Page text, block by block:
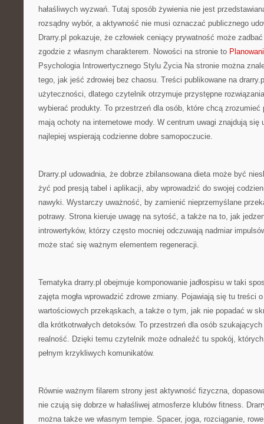
hałaśliwych wyzwań. Tutaj sposób żywienia nie jest
rozsądny wybór, a aktywność nie musi oznaczać publicznego
Drarry.pl pokazuje, że człowiek ceniący prywatność może
zgodzie z własnym charakterem. Nowości na stronie to
Psychologia Introwertycznego Stylu Życia Na stronie można
tego, jak jeść zdrowiej bez chaosu. Treści publikowane na
użyteczności, dlatego czytelnik otrzymuje przystępne
wybierać produkty. To przestrzeń dla osób, które chcą
mają ochoty na internetowe mody. W centrum uwagi znajdują się
najlepiej wspierają codzienne dobre samopoczucie.
Drarry.pl udowadnia, że dobrze zbilansowana dieta może być
żyć pod presją tabel i aplikacji, aby wprowadzić do swojej
nawyki. Wystarczy uważność, by zamienić nieprzemyślane
potrawy. Strona kieruje uwagę na sytość, a także na to, jak
introwertyków, którzy często mocniej odczuwają nadmiar
może stać się ważnym elementem regeneracji.
Tematyka drarry.pl obejmuje komponowanie jadłospisu w taki
zajęta mogła wprowadzić zdrowe zmiany. Pojawiają się tu treści
wartościowych przekąskach, a także o tym, jak nie popadać w
dla krótkotrwałych detoksów. To przestrzeń dla osób
realność. Dzięki temu czytelnik może odnaleźć tu spokój,
pełnym krzykliwych komunikatów.
Równie ważnym filarem strony jest aktywność fizyczna,
nie czują się dobrze w hałaśliwej atmosferze klubów fitness.
można także we własnym tempie. Spacer, joga, rozciąganie,